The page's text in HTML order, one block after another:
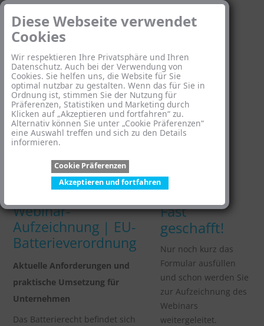
Diese Webseite verwendet
Cookies
Wir respektieren Ihre Privatsphäre und Ihren
Datenschutz. Auch bei der Verwendung von
Cookies. Sie helfen uns, die Website für Sie
optimal nutzbar zu gestalten. Wenn das für Sie in
Ordnung ist, stimmen Sie der Nutzung für
Präferenzen, Statistiken und Marketing durch
Klicken auf „Akzeptieren und fortfahren“ zu.
Alternativ können Sie unter „Cookie Präferenzen“
eine Auswahl treffen und sich zu den Details
informieren.
Cookie Präferenzen
Akzeptieren und fortfahren
Webinar-
Aufzeichnung | EU-
Batterieverordnung
Aktuelle Anforderungen und
praktische Umsetzung für
Unternehmen
Das Batterierecht befindet sich
Fast
geschafft!
Nur noch kurz das
Formular ausfüllen
und schon werden Sie
zur Aufzeichnung des
Webinars
weitergeleitet.